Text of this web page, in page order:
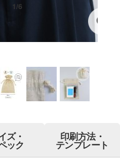
1/6
ズ・
ック
印刷方法・
テンプレート